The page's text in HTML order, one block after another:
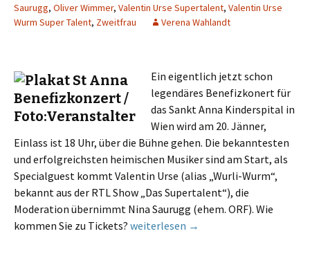
Saurugg, Oliver Wimmer, Valentin Urse Supertalent, Valentin Urse
Wurm Super Talent, Zweitfrau Verena Wahlandt
Ein eigentlich jetzt schon
legendäres Benefizkonert für
das Sankt Anna Kinderspital in
Wien wird am 20. Jänner,
Einlass ist 18 Uhr, über die Bühne gehen. Die bekanntesten
und erfolgreichsten heimischen Musiker sind am Start, als
Specialguest kommt Valentin Urse (alias „Wurli-Wurm“,
bekannt aus der RTL Show „Das Supertalent“), die
Moderation übernimmt Nina Saurugg (ehem. ORF). Wie
kommen Sie zu Tickets? Nur 15€ Benefizkonzertspende:
weiterlesen →